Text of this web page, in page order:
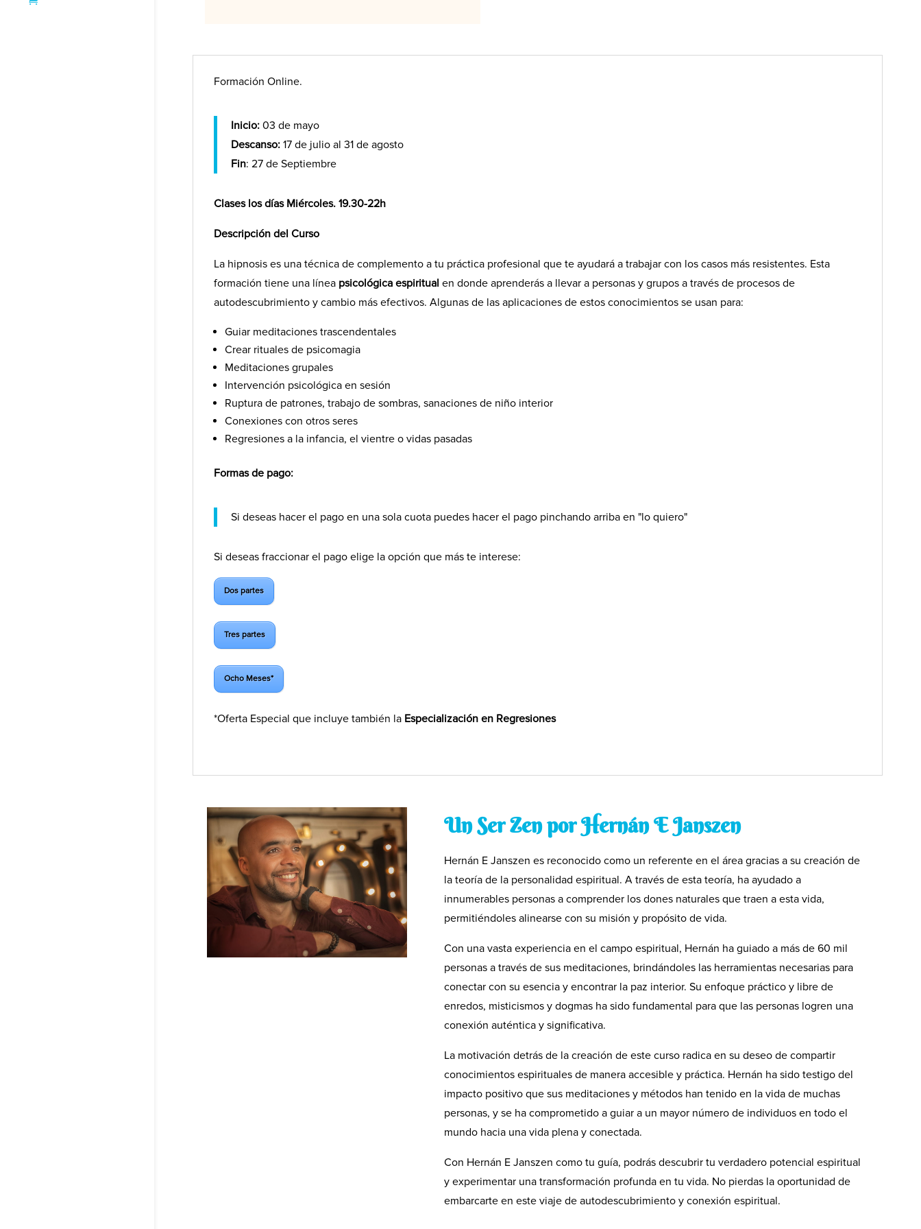
Formación Online.
Inicio: 03 de mayo
Descanso: 17 de julio al 31 de agosto
Fin: 27 de Septiembre
Clases los días Miércoles. 19.30-22h
Descripción del Curso
La hipnosis es una técnica de complemento a tu práctica profesional que te ayudará a trabajar con los casos más resistentes. Esta
formación tiene una línea psicológica espiritual en donde aprenderás a llevar a personas y grupos a través de procesos de
autodescubrimiento y cambio más efectivos. Algunas de las aplicaciones de estos conocimientos se usan para:
Guiar meditaciones trascendentales
Crear rituales de psicomagia
Meditaciones grupales
Intervención psicológica en sesión
Ruptura de patrones, trabajo de sombras, sanaciones de niño interior
Conexiones con otros seres
Regresiones a la infancia, el vientre o vidas pasadas
Formas de pago:
Si deseas hacer el pago en una sola cuota puedes hacer el pago pinchando arriba en "lo quiero"
Si deseas fraccionar el pago elige la opción que más te interese:
Dos partes
Tres partes
Ocho Meses*
*Oferta Especial que incluye también la Especialización en Regresiones
Un Ser Zen por Hernán E Janszen
Hernán E Janszen es reconocido como un referente en el área gracias a su creación de
la teoría de la personalidad espiritual. A través de esta teoría, ha ayudado a
innumerables personas a comprender los dones naturales que traen a esta vida,
permitiéndoles alinearse con su misión y propósito de vida.
Con una vasta experiencia en el campo espiritual, Hernán ha guiado a más de 60 mil
personas a través de sus meditaciones, brindándoles las herramientas necesarias para
conectar con su esencia y encontrar la paz interior. Su enfoque práctico y libre de
enredos, misticismos y dogmas ha sido fundamental para que las personas logren una
conexión auténtica y significativa.
La motivación detrás de la creación de este curso radica en su deseo de compartir
conocimientos espirituales de manera accesible y práctica. Hernán ha sido testigo del
impacto positivo que sus meditaciones y métodos han tenido en la vida de muchas
personas, y se ha comprometido a guiar a un mayor número de individuos en todo el
mundo hacia una vida plena y conectada.
Con Hernán E Janszen como tu guía, podrás descubrir tu verdadero potencial espiritual
y experimentar una transformación profunda en tu vida. No pierdas la oportunidad de
embarcarte en este viaje de autodescubrimiento y conexión espiritual.